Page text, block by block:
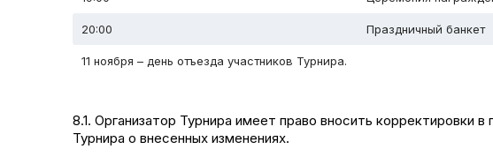
20:00 Праздничный банкет
11 ноября – день отъезда участников Турнира.
8.1. Организатор Турнира имеет право вносить корректировки
Турнира о внесенных изменениях.